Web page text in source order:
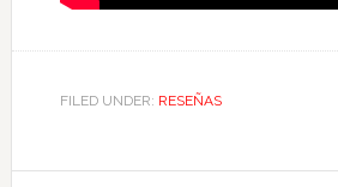
FILED UNDER: RESEÑAS